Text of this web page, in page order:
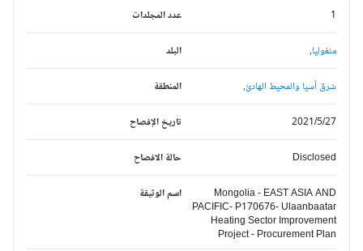
عدد المجلدات
البلد منغوليا,
المنطقة شرق آسيا والمحيط الهادئ,
تاريخ الإفصاح 2021/5/27
حالة الافصاح Disclosed
اسم الوثيقة
Mongolia - EAST ASIA AND
PACIFIC- P170676- Ulaanbaatar
Heating Sector Improvement
Project - Procurement Plan